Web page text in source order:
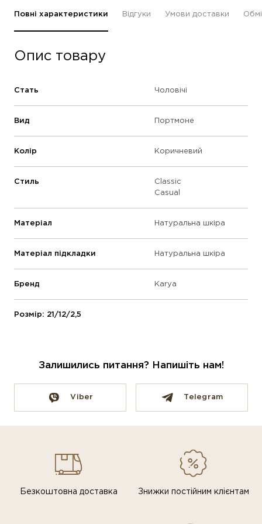
Повні характеристики Відгуки Умови доставки
Опис товару
Стать Чоловічі
Вид Портмоне
Колір Коричневий
Стиль
Classic
Casual
Матеріал Натуральна шкіра
Матеріал підкладки Натуральна шкіра
Бренд Karya
Розмір: 21/12/2,5
Залишились питання? Напишіть нам!
Viber Telegram
Безкоштовна доставка Знижки постiйним клiєнтам